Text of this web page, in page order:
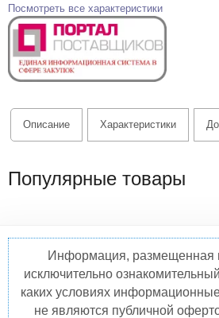
Посмотреть все характеристики
Описание Характеристики
Популярные товары
Информация, размещенная
исключительно
каких условиях
не являются публичной